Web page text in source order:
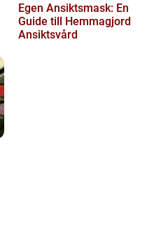
Egen Ansiktsmask: En
Guide till Hemmagjord
Ansiktsvård